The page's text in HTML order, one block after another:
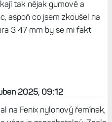
řečeno - jsou pro tebe
Tak to si nic nevybereš
ale to provedení druhá.
nechci. Ty potápěcí tlačítka